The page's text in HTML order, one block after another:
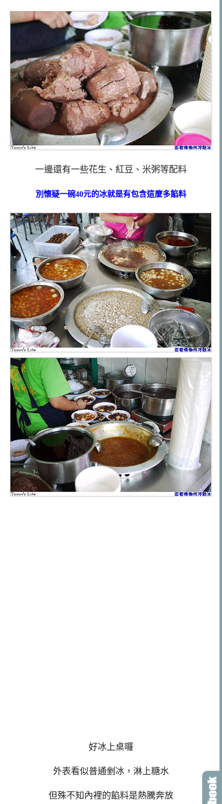
一邊還有一些花生、紅豆、米粥等配料
別懷疑一碗40元的冰就是有包含這麼多餡料
好冰上桌囉
外表看似普通剉冰，淋上糖水
但殊不知內裡的餡料是熱騰奔放